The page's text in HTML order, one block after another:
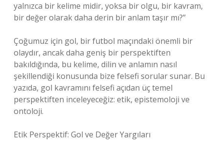
yalnızca bir kelime midir, yoksa bir olgu, bir kavram,
bir değer olarak daha derin bir anlam taşır mı?”
Çoğumuz için gol, bir futbol maçındaki önemli bir
olaydır, ancak daha geniş bir perspektiften
bakıldığında, bu kelime, dilin ve anlamın nasıl
şekillendiği konusunda bize felsefi sorular sunar. Bu
yazıda, gol kavramını felsefi açıdan üç temel
perspektiften inceleyeceğiz: etik, epistemoloji ve
ontoloji.
Etik Perspektif: Gol ve Değer Yargıları